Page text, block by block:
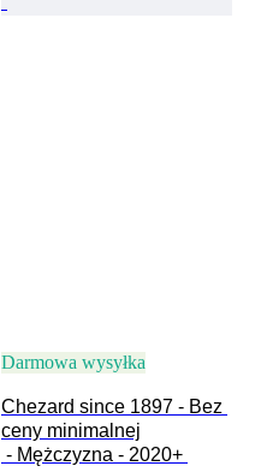
Darmowa wysyłka
Chezard since 1897 - Bez
ceny minimalnej
- Mężczyzna - 2020+